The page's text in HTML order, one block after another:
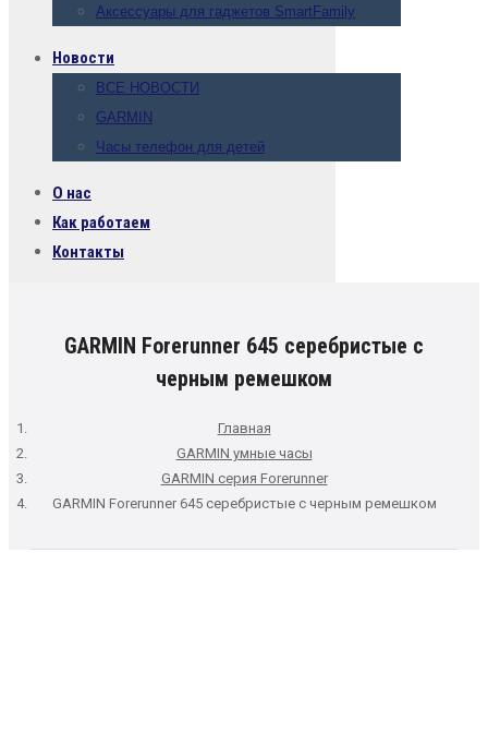
Аксессуары для гаджетов SmartFamily
Новости
ВСЕ НОВОСТИ
GARMIN
Часы телефон для детей
О нас
Как работаем
Контакты
GARMIN Forerunner 645 серебристые с
черным ремешком
Главная
GARMIN умные часы
GARMIN серия Forerunner
GARMIN Forerunner 645 серебристые с черным ремешком